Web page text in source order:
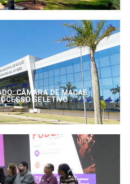
CÂMARA DE MACAÉ
SELETIVO